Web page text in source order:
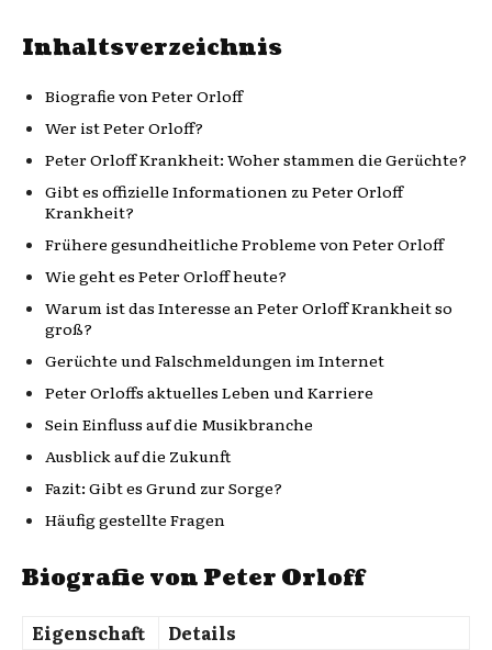
Inhaltsverzeichnis
Biografie von Peter Orloff
Wer ist Peter Orloff?
Peter Orloff Krankheit: Woher stammen die Gerüchte?
Gibt es offizielle Informationen zu Peter Orloff
Krankheit?
Frühere gesundheitliche Probleme von Peter Orloff
Wie geht es Peter Orloff heute?
Warum ist das Interesse an Peter Orloff Krankheit so
groß?
Gerüchte und Falschmeldungen im Internet
Peter Orloffs aktuelles Leben und Karriere
Sein Einfluss auf die Musikbranche
Ausblick auf die Zukunft
Fazit: Gibt es Grund zur Sorge?
Häufig gestellte Fragen
Biografie von Peter Orloff
Eigenschaft
Details